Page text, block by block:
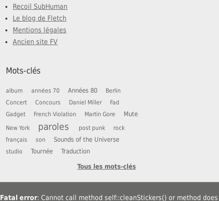
Recoil SubHuman
Le blog de Fletch
Mentions légales
Ancien site FV
Mots-clés
album années 70 Années 80
Berlin
Concert
Concours Daniel Miller
Fad
Gadget
French Violation Martin Gore Mute
New York paroles post punk
rock
français
son Sounds of the Universe
studio Tournée Traduction
Tous les mots-clés
Fatal error: Cannot call method self::cleanStickers() or method does